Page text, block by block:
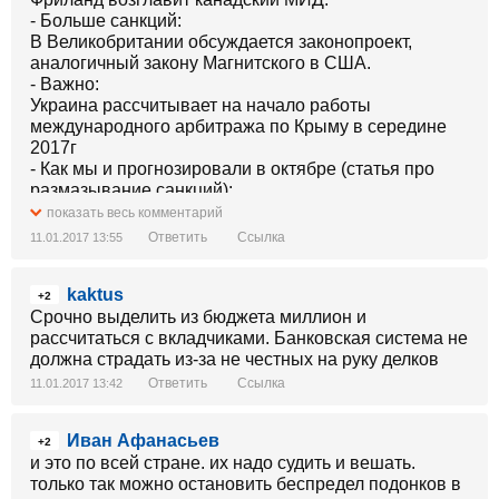
- Больше санкций:
В Великобритании обсуждается законопроект,
аналогичный закону Магнитского в США.
- Важно:
Украина рассчитывает на начало работы
международного арбитража по Крыму в середине
2017г
- Как мы и прогнозировали в октябре (статья про
размазывание санкций):
Группа американских сенаторов во главе с Джоном
Маккейном представила законопроект о новых
США, а также действиями в Украине и Сирии.
- Гонка вооружений уничтожила СССР:
Министерство обороны США разработало
программу по строительству новых военных
кораблей на $509 млрд.
перевозчиком НАТО и США.
- Добро пожаловать:
Администрацию морпортов Украины возглавит
показать весь комментарий
11.01.2017 13:55 Ответить Ссылка
+2
kaktus
Срочно выделить из бюджета миллион и
рассчитаться с вкладчиками. Банковская система не
должна страдать из-за не честных на руку делков
11.01.2017 13:42 Ответить Ссылка
+2
Иван Афанасьев
и это по всей стране. их надо судить и вешать.
только так можно остановить беспредел подонков в